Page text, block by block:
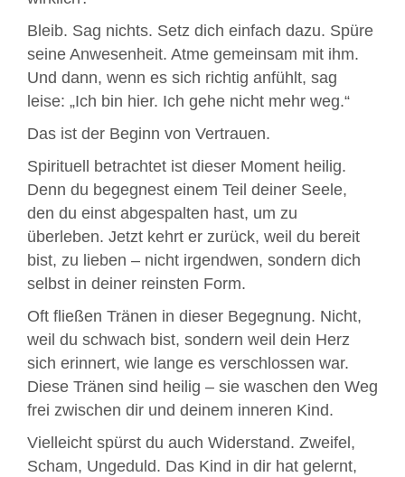
Bleib. Sag nichts. Setz dich einfach dazu. Spüre
seine Anwesenheit. Atme gemeinsam mit ihm.
Und dann, wenn es sich richtig anfühlt, sag
leise: „Ich bin hier. Ich gehe nicht mehr weg.“
Das ist der Beginn von Vertrauen.
Spirituell betrachtet ist dieser Moment heilig.
Denn du begegnest einem Teil deiner Seele,
den du einst abgespalten hast, um zu
überleben. Jetzt kehrt er zurück, weil du bereit
bist, zu lieben – nicht irgendwen, sondern dich
selbst in deiner reinsten Form.
Oft fließen Tränen in dieser Begegnung. Nicht,
weil du schwach bist, sondern weil dein Herz
sich erinnert, wie lange es verschlossen war.
Diese Tränen sind heilig – sie waschen den Weg
frei zwischen dir und deinem inneren Kind.
Vielleicht spürst du auch Widerstand. Zweifel,
Scham, Ungeduld. Das Kind in dir hat gelernt,